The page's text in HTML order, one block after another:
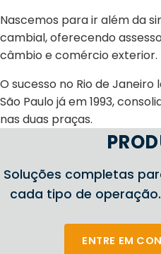
Nascemos para ir além da
cambial, oferecendo
câmbio e comércio exterior.
O sucesso no Rio de
São Paulo já em 1993,
nas duas praças.
Soluções completas
cada tipo de operação.
ENTRE EM